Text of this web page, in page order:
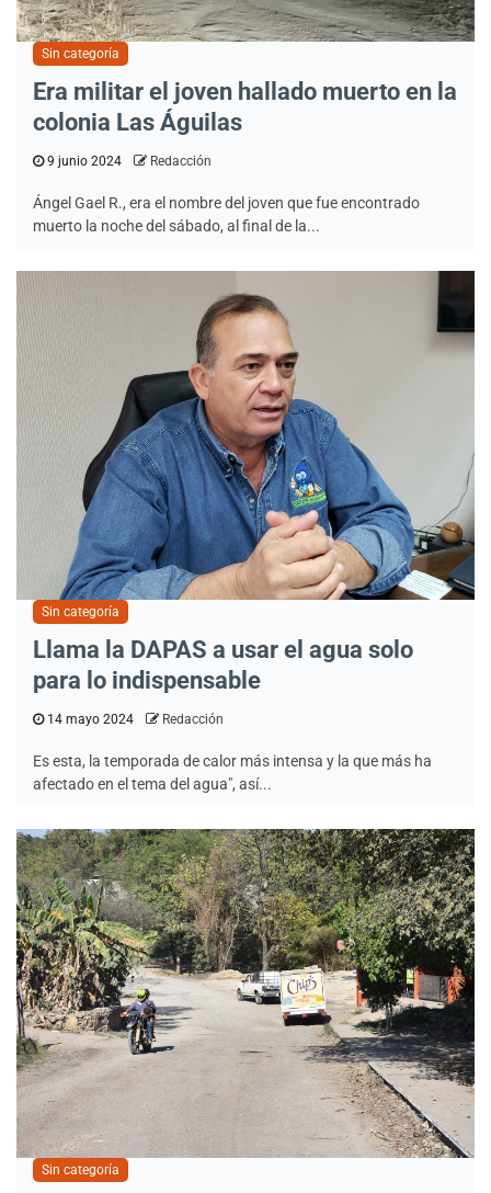
Sin categoría
Era militar el joven hallado muerto en la
colonia Las Águilas
9 junio 2024 Redacción
Ángel Gael R., era el nombre del joven que fue encontrado
muerto la noche del sábado, al final de la...
Sin categoría
Llama la DAPAS a usar el agua solo
para lo indispensable
14 mayo 2024 Redacción
Es esta, la temporada de calor más intensa y la que más ha
afectado en el tema del agua", así...
Sin categoría